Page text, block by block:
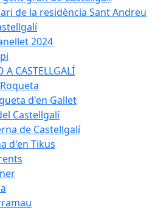
de la residència Sant Andreu
2024
A CASTELLGALÍ
d'en Gallet
Castellgalí
de Castellgalí
d'en Tikus